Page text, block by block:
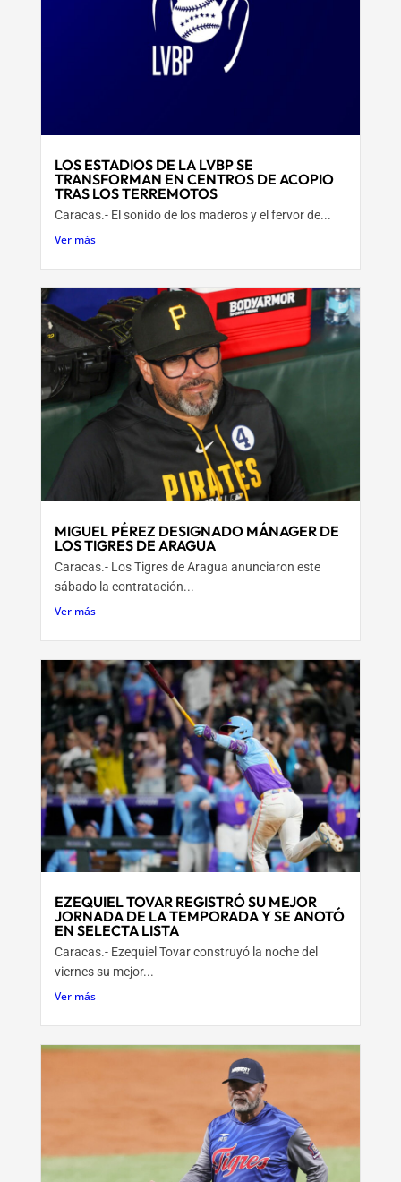
LOS ESTADIOS DE LA LVBP SE
TRANSFORMAN EN CENTROS DE ACOPIO
TRAS LOS TERREMOTOS
Caracas.- El sonido de los maderos y el fervor de...
Ver más
MIGUEL PÉREZ DESIGNADO MÁNAGER DE
LOS TIGRES DE ARAGUA
Caracas.- Los Tigres de Aragua anunciaron este
sábado la contratación...
Ver más
EZEQUIEL TOVAR REGISTRÓ SU MEJOR
JORNADA DE LA TEMPORADA Y SE ANOTÓ
EN SELECTA LISTA
Caracas.- Ezequiel Tovar construyó la noche del
viernes su mejor...
Ver más